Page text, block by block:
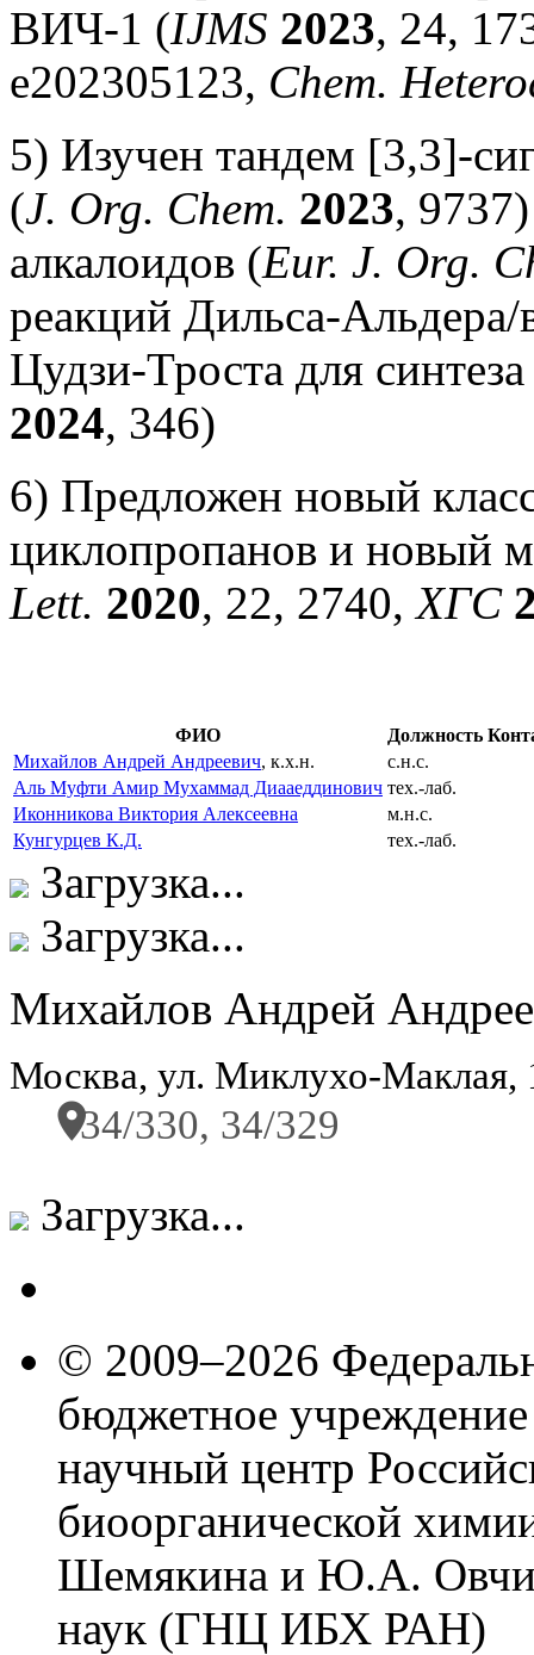
ВИЧ-1 (IJMS 2023, 24,
e202305123, Chem.
5) Изучен тандем [3,3]-
(J. Org. Chem. 2023,
алкалоидов (Eur. J. Org.
реакций Дильса-
Цудзи-Троста для
2024, 346)
6) Предложен новый
циклопропанов и новый
Lett. 2020, 22, 2740,ХГС
ФИО Должность
Михайлов Андрей Андреевич, к.х.н.
с.н.с.
Аль Муфти Амир Мухаммад Диааеддинович тех.-лаб.
Иконникова Виктория Алексеевна
м.н.с.
Кунгурцев К.Д.
тех.-лаб.
Загрузка...
Загрузка...
Михайлов Андрей
Москва, ул. Миклухо-
34/330, 34/329
Загрузка...
© 2009–2026
бюджетное
научный центр
биоорганической
Шемякина и Ю.А.
наук (ГНЦ ИБХ РАН)